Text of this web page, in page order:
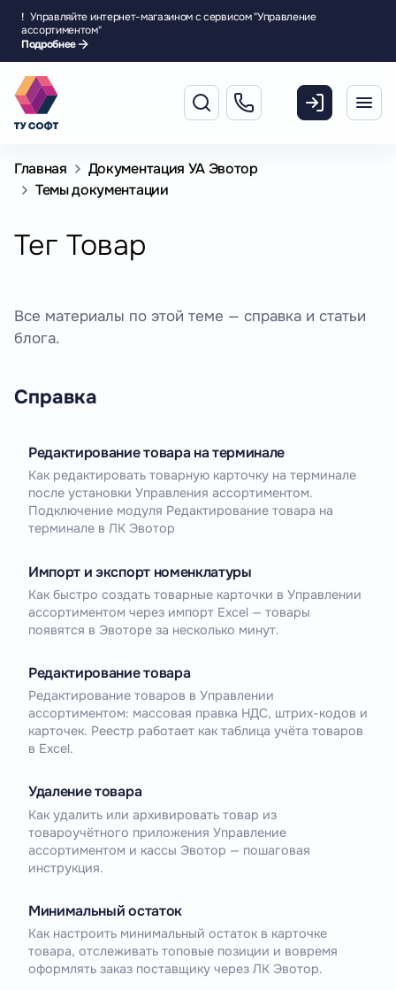
! Управляйте интернет-магазином с сервисом "Управление
ассортиментом"
Подробнее
Главная
Документация УА Эвотор
Темы документации
Тег Товар
Все материалы по этой теме — справка и статьи
блога.
Справка
Редактирование товара на терминале
Как редактировать товарную карточку на терминале
после установки Управления ассортиментом.
Подключение модуля Редактирование товара на
терминале в ЛК Эвотор
Импорт и экспорт номенклатуры
Как быстро создать товарные карточки в Управлении
ассортиментом через импорт Excel — товары
появятся в Эвоторе за несколько минут.
Редактирование товара
Редактирование товаров в Управлении
ассортиментом: массовая правка НДС, штрих-кодов и
карточек. Реестр работает как таблица учёта товаров
в Excel.
Удаление товара
Как удалить или архивировать товар из
товароучётного приложения Управление
ассортиментом и кассы Эвотор — пошаговая
инструкция.
Минимальный остаток
Как настроить минимальный остаток в карточке
товара, отслеживать топовые позиции и вовремя
оформлять заказ поставщику через ЛК Эвотор.